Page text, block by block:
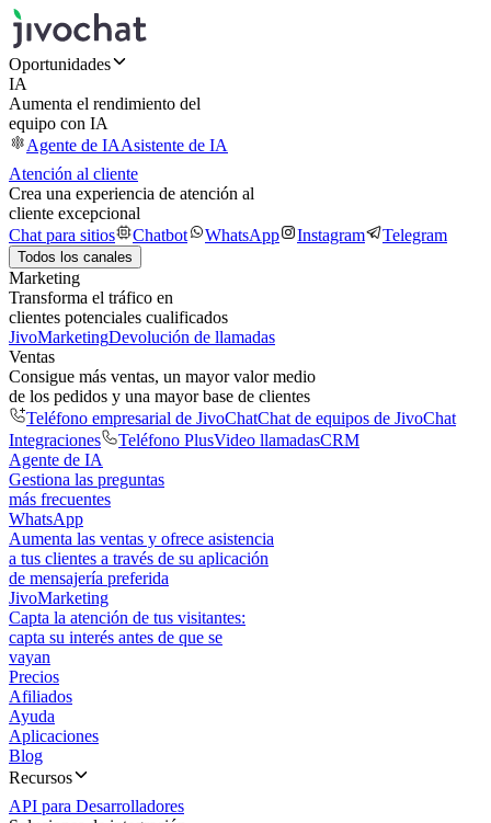
Oportunidades
IA
Aumenta el rendimiento del
equipo con IA
Agente de IAAsistente de IA
Atención al cliente
Crea una experiencia de atención al
cliente excepcional
Chat para sitios
Chatbot WhatsApp Instagram Telegram
Todos los canales
Marketing
Transforma el tráfico en
clientes potenciales cualificados
JivoMarketingDevolución de llamadas
Ventas
Consigue más ventas, un mayor valor medio
de los pedidos y una mayor base de clientes
Teléfono empresarial de JivoChatChat de equipos de JivoChat
Integraciones
Teléfono PlusVideo llamadasCRM
Agente de IA
Gestiona las preguntas
más frecuentes
WhatsApp
Aumenta las ventas y ofrece asistencia
a tus clientes a través de su aplicación
de mensajería preferida
JivoMarketing
Capta la atención de tus visitantes:
capta su interés antes de que se
vayan
Precios
Afiliados
Ayuda
Aplicaciones
Blog
Recursos
API para Desarrolladores